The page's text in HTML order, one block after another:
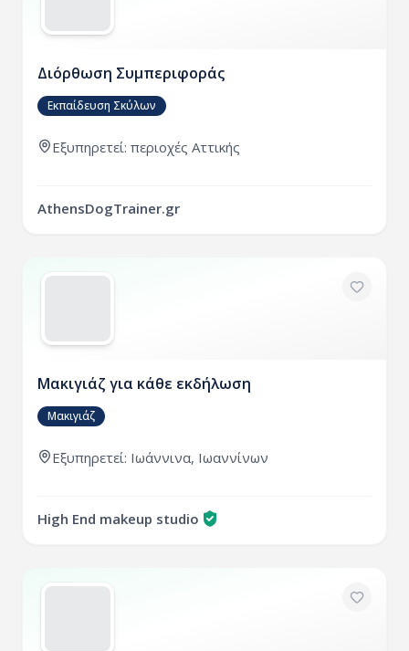
Διόρθωση Συμπεριφοράς
Εκπαίδευση Σκύλων
Εξυπηρετεί: περιοχές Αττικής
AthensDogTrainer.gr
Μακιγιάζ για κάθε εκδήλωση
Μακιγιάζ
Εξυπηρετεί: Ιωάννινα, Ιωαννίνων
High End makeup studio